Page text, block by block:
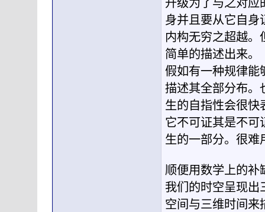
升级为了与之对应
身并且要从它自身
内构无穷之超越
简单的描述出来。
假如有一种规律能
描述其全部分布。
生的自指性会很快
它不可证其是不可
生的一部分。很难
顺便用数学上的补
我们的时空呈现出
空间与三维时间来